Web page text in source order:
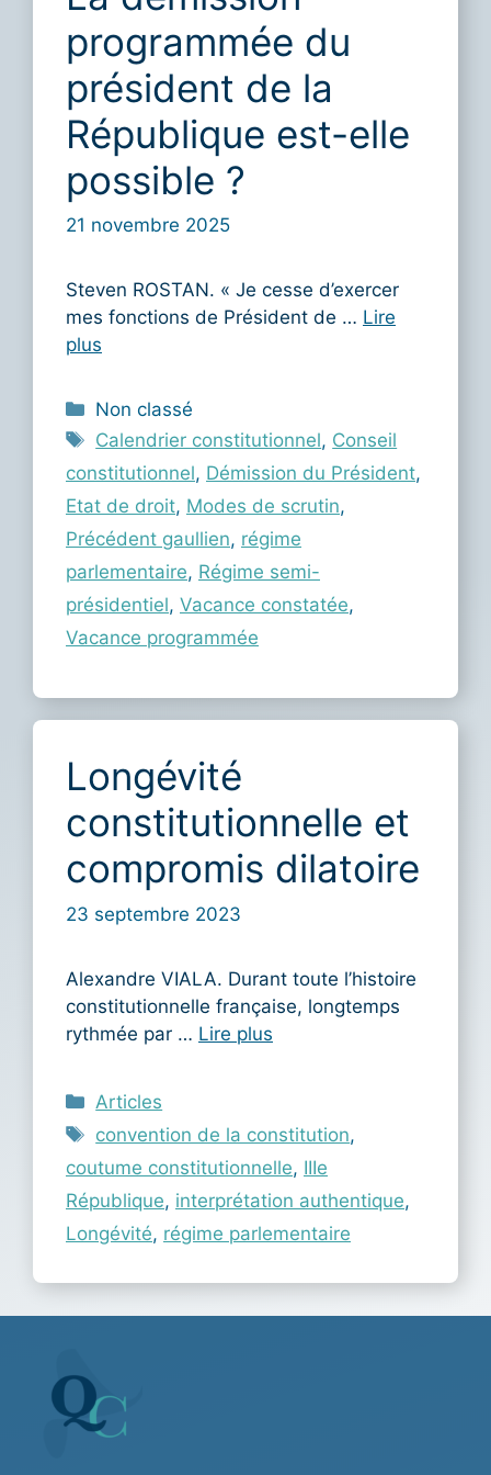
programmée du
président de la
République est-elle
possible ?
21 novembre 2025
Steven ROSTAN. « Je cesse d’exercer
mes fonctions de Président de … Lire
plus
Catégories
Non classé
Étiquettes
Calendrier constitutionnel, Conseil
constitutionnel, Démission du Président,
Etat de droit, Modes de scrutin,
Précédent gaullien, régime
parlementaire, Régime semi-
présidentiel, Vacance constatée,
Vacance programmée
Longévité
constitutionnelle et
compromis dilatoire
23 septembre 2023
Alexandre VIALA. Durant toute l’histoire
constitutionnelle française, longtemps
rythmée par … Lire plus
Catégories
Articles
Étiquettes
convention de la constitution,
coutume constitutionnelle, IIIe
République, interprétation authentique,
Longévité, régime parlementaire